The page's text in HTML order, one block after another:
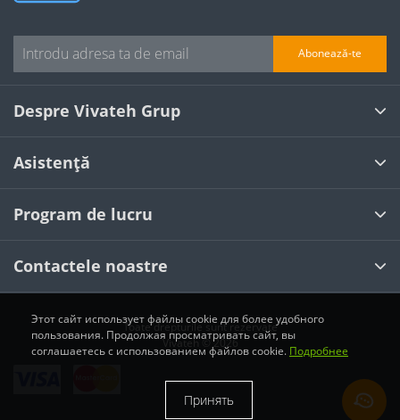
Abonează-te
Despre Vivateh Grup
Asistență
Program de lucru
Contactele noastre
Toate drepturile sunt rezervate
Vivateh © 2026
Этот сайт использует файлы cookie для более удобного
пользования. Продолжая просматривать сайт, вы
соглашаетесь с использованием файлов cookie. Подробнее
Принять